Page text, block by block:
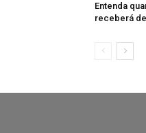
Entenda
receberá